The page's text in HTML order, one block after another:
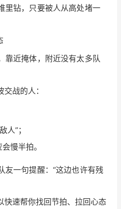
里钻，只要被人从高处堵一
靠近掩体，附近没有太多队
战的人：
人”；
慢半拍。
友一句提醒：“这边也许有残
快速帮你找回节拍、拉回心态